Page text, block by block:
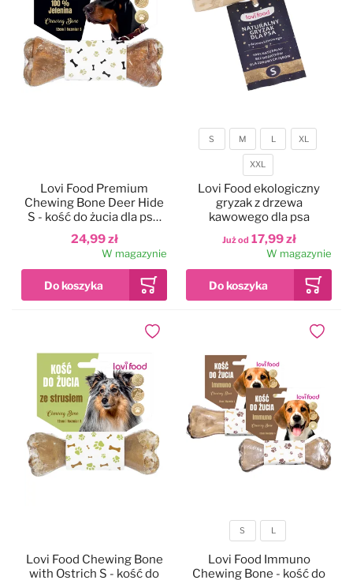
24,99 zł
Lovi Food Premium
Chewing Bone Deer Hide
S - kość do żucia dla psa,
100% jeleń
W magazynie
S M L XL
XXL
Już od 17,99 zł
Lovi Food ekologiczny
gryzak z drzewa
kawowego dla psa
W magazynie
Lovi Food Chewing Bone
with Ostrich S - kość do
Dodaj do ulubionych
Rozmiar
S L
Lovi Food Immuno
Chewing Bone - kość do
Dodaj